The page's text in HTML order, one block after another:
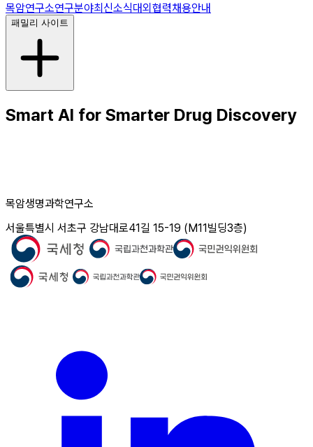
목암연구소연구분야최신소식대외협력채용안내
패밀리 사이트
Smart AI for Smarter Drug Discovery
목암생명과학연구소
서울특별시 서초구 강남대로41길 15-19 (M11빌딩3층)